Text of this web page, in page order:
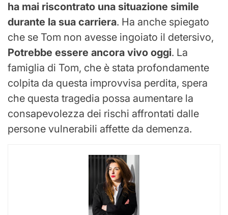
ha mai riscontrato una situazione simile
durante la sua carriera. Ha anche spiegato
che se Tom non avesse ingoiato il detersivo,
Potrebbe essere ancora vivo oggi. La
famiglia di Tom, che è stata profondamente
colpita da questa improvvisa perdita, spera
che questa tragedia possa aumentare la
consapevolezza dei rischi affrontati dalle
persone vulnerabili affette da demenza.